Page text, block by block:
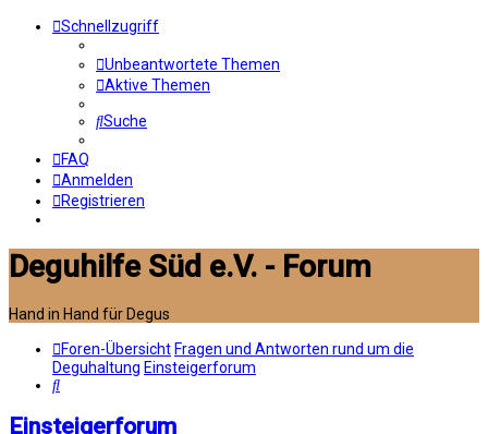
Schnellzugriff
Unbeantwortete Themen
Aktive Themen
Suche
FAQ
Anmelden
Registrieren
Deguhilfe Süd e.V. - Forum
Hand in Hand für Degus
Foren-ÜbersichtFragen und Antworten rund um die
Deguhaltung Einsteigerforum
Suche
Einsteigerforum